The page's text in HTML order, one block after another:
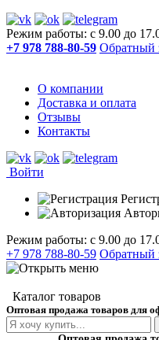
Режим работы: с 9.00 до
+7 978 788-80-59 Обратный
О компании
Доставка и оплата
Отзывы
Контакты
Войти
Режим работы: с 9.00 до
+7 978 788-80-59 Обратный
Каталог товаров
Оптовая продажа товаров для